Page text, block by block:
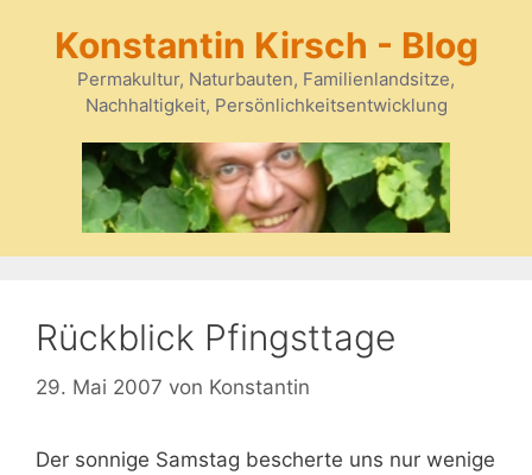
springen
Konstantin Kirsch - Blog
Permakultur, Naturbauten, Familienlandsitze,
Nachhaltigkeit, Persönlichkeitsentwicklung
Rückblick Pfingsttage
29. Mai 2007 von Konstantin
Der sonnige Samstag bescherte uns nur wenige